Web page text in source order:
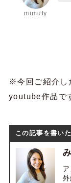
mimuty
※今回ご紹介し
youtube作品で
この記事を書い